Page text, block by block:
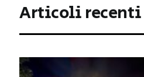
Articoli recenti